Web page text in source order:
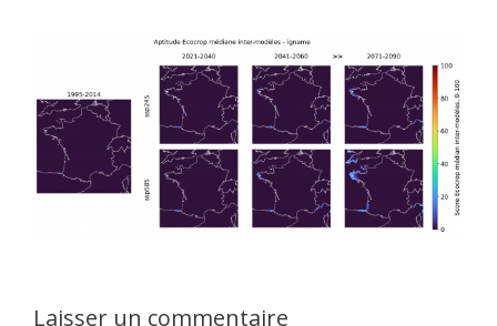
Laisser un commentaire